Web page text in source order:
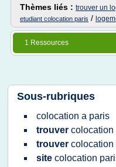
Thèmes liés : trouver un
etudiant colocation paris /
1 Ressources
Sous-rubriques
colocation a paris
trouver colocation
trouver colocation
site colocation